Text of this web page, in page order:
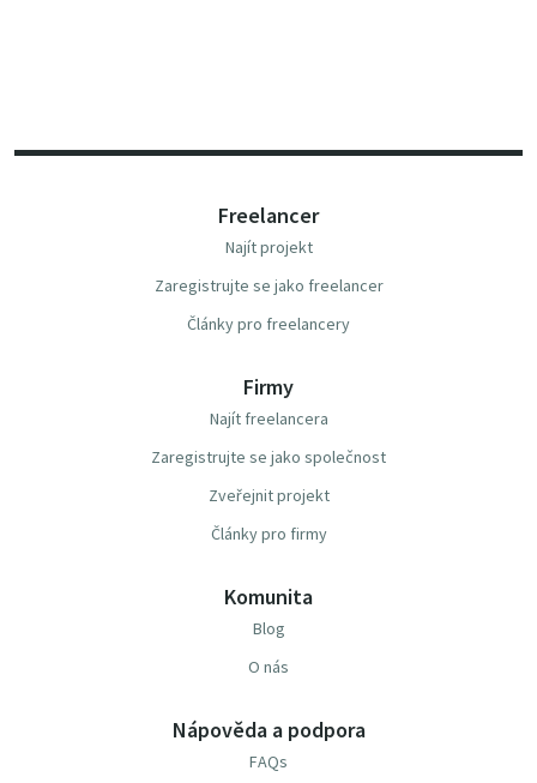
Freelancer
Najít projekt
Zaregistrujte se jako freelancer
Články pro freelancery
Firmy
Najít freelancera
Zaregistrujte se jako společnost
Zveřejnit projekt
Články pro firmy
Komunita
Blog
O nás
Nápověda a podpora
FAQs